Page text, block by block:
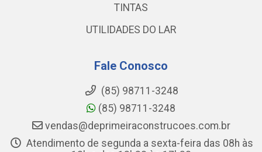
TINTAS
UTILIDADES DO LAR
Fale Conosco
(85) 98711-3248
(85) 98711-3248
vendas@deprimeiraconstrucoes.com.br
Atendimento de segunda a sexta-feira das 08h às